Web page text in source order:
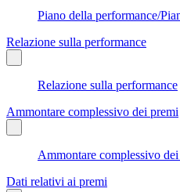
Piano della performance/
Relazione sulla performance
Relazione sulla performance
Ammontare complessivo dei premi
Ammontare complessivo
Dati relativi ai premi